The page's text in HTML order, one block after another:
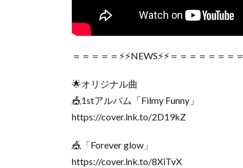
＝＝＝＝＝⚡⚡NEWS⚡⚡＝＝＝＝＝＝＝＝
🌟オリジナル曲
🎪1stアルバム「Filmy Funny」
https://cover.lnk.to/2D19kZ
🎪「Forever glow」
https://cover.lnk.to/8XiTvX